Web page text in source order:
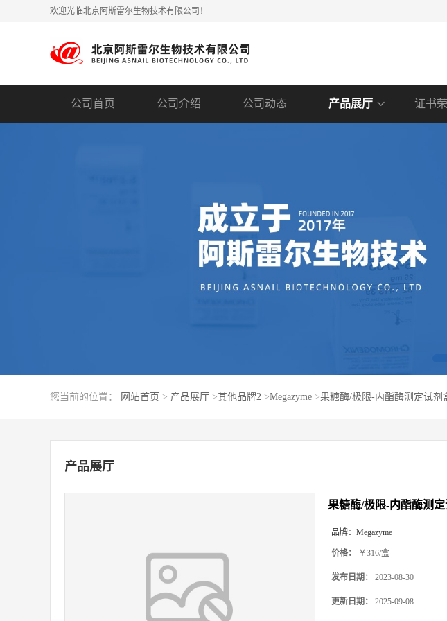
欢迎光临北京阿斯雷尔生物技术有限公司！
公司首页 公司介绍 公司动态 产品展厅 证书
您当前的位置： 网站首页 > 产品展厅 >其他品牌2 >Megazyme >果糖酶/极限-内酯酶测定试剂
产品展厅
果糖酶/极限-内酯酶测
品牌： Megazyme
价格： ￥316/盒
发布日期： 2023-08-30
更新日期： 2025-09-08